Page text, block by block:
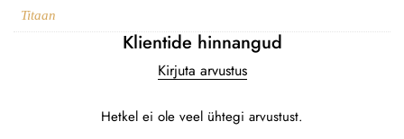
Titaan
Klientide hinnangud
Kirjuta arvustus
Hetkel ei ole veel ühtegi arvustust.